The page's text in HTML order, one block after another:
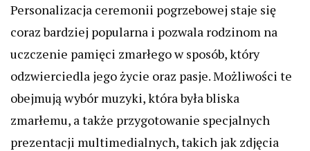
Personalizacja ceremonii pogrzebowej staje się
coraz bardziej popularna i pozwala rodzinom na
uczczenie pamięci zmarłego w sposób, który
odzwierciedla jego życie oraz pasje. Możliwości te
obejmują wybór muzyki, która była bliska
zmarłemu, a także przygotowanie specjalnych
prezentacji multimedialnych, takich jak zdjęcia